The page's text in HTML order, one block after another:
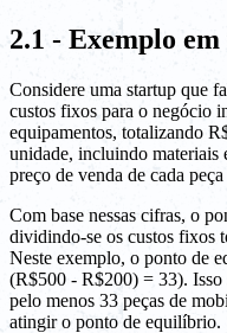
2.1 - Exemplo
Considere uma startup que
custos fixos para o negócio
equipamentos, totalizando
unidade, incluindo materiais
preço de venda de cada
Com base nessas cifras, o
dividindo-se os custos fixos
Neste exemplo, o ponto de
(R$500 - R$200) = 33).
pelo menos 33 peças de
atingir o ponto de equilíbrio.